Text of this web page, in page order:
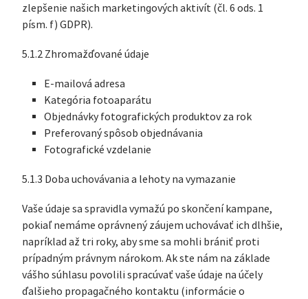
zlepšenie našich marketingových aktivít (čl. 6 ods. 1
písm. f) GDPR).
5.1.2 Zhromažďované údaje
E-mailová adresa
Kategória fotoaparátu
Objednávky fotografických produktov za rok
Preferovaný spôsob objednávania
Fotografické vzdelanie
5.1.3 Doba uchovávania a lehoty na vymazanie
Vaše údaje sa spravidla vymažú po skončení kampane,
pokiaľ nemáme oprávnený záujem uchovávať ich dlhšie,
napríklad až tri roky, aby sme sa mohli brániť proti
prípadným právnym nárokom. Ak ste nám na základe
vášho súhlasu povolili spracúvať vaše údaje na účely
ďalšieho propagačného kontaktu (informácie o